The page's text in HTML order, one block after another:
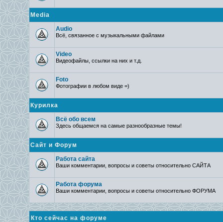
Media
Audio
Всё, связанное с музыкальными файлами
Video
Видеофайлы, ссылки на них и т.д.
Foto
Фотографии в любом виде =)
Курилка
Всё обо всем
Здесь общаемся на самые разнообразные темы!
Сайт и Форум
Работа сайта
Ваши комментарии, вопросы и советы относительно САЙТА
Работа форума
Ваши комментарии, вопросы и советы относительно ФОРУМА
Кто сейчас на форуме